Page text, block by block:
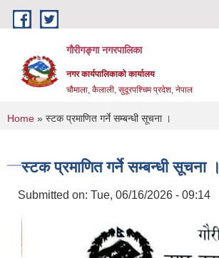
Skip to main content
गौरीगङ्गा नगरपालिका
नगर कार्यपालिकाको कार्यालय
चौमाला, कैलाली, सुदूरपश्चिम प्रदेश, नेपाल
You are here
Home » स्टक प्रमाणित गर्ने सम्बन्धी सूचना ।
स्टक प्रमाणित गर्ने सम्बन्धी सूचना ।
Submitted on: Tue, 06/16/2026 - 09:14